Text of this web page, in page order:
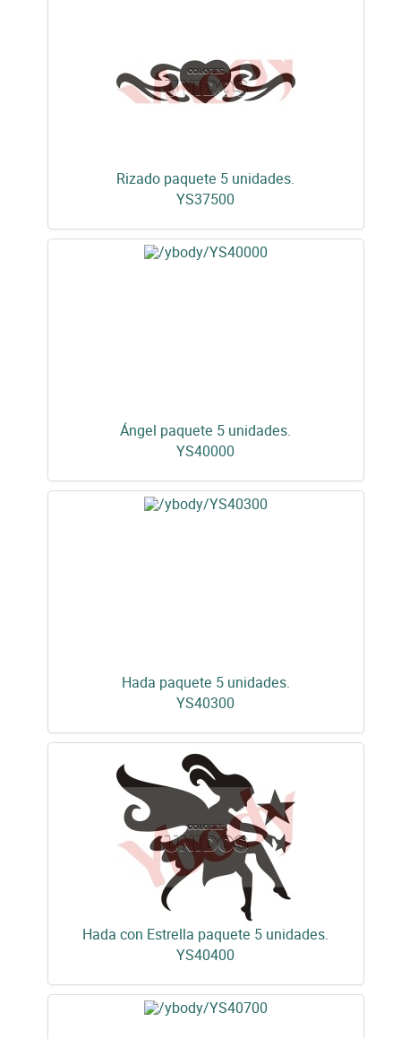
Rizado paquete 5 unidades.
YS37500
Ángel paquete 5 unidades.
YS40000
Hada paquete 5 unidades.
YS40300
Hada con Estrella paquete 5 unidades.
YS40400